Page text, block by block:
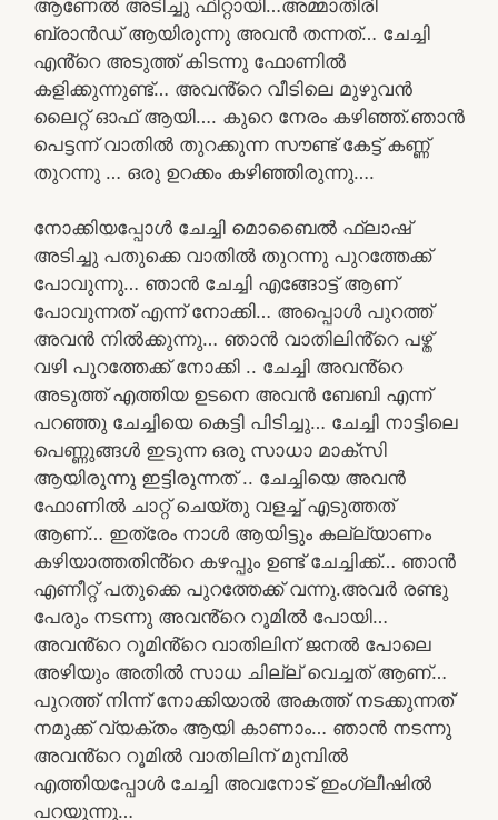
ആണേൽ അടിച്ചു ഫിറ്റായി…അമ്മാതിരി
ബ്രാൻഡ് ആയിരുന്നു അവൻ തന്നത്… ചേച്ചി
എൻ്റെ അടുത്ത് കിടന്നു ഫോണിൽ
കളിക്കുന്നുണ്ട്… അവൻ്റെ വീടിലെ മുഴുവൻ
ലൈറ്റ് ഓഫ് ആയി…. കുറെ നേരം കഴിഞ്ഞ്.ഞാൻ
പെട്ടന്ന് വാതിൽ തുറക്കുന്ന സൗണ്ട് കേട്ട് കണ്ണ്
തുറന്നു … ഒരു ഉറക്കം കഴിഞ്ഞിരുന്നു….
നോക്കിയപ്പോൾ ചേച്ചി മൊബൈൽ ഫ്ലാഷ്
അടിച്ചു പതുക്കെ വാതിൽ തുറന്നു പുറത്തേക്ക്
പോവുന്നു… ഞാൻ ചേച്ചി എങ്ങോട്ട് ആണ്
പോവുന്നത് എന്ന് നോക്കി… അപ്പൊൾ പുറത്ത്
അവൻ നിൽക്കുന്നു… ഞാൻ വാതിലിൻ്റെ പഴ്ത്
വഴി പുറത്തേക്ക് നോക്കി .. ചേച്ചി അവൻ്റെ
അടുത്ത് എത്തിയ ഉടനെ അവൻ ബേബി എന്ന്
പറഞ്ഞു ചേച്ചിയെ കെട്ടി പിടിച്ചു… ചേച്ചി നാട്ടിലെ
പെണ്ണുങ്ങൾ ഇടുന്ന ഒരു സാധാ മാക്സി
ആയിരുന്നു ഇട്ടിരുന്നത് .. ചേച്ചിയെ അവൻ
ഫോണിൽ ചാറ്റ് ചെയ്തു വളച്ച് എടുത്തത്
ആണ്… ഇത്രേം നാൾ ആയിട്ടും കല്ല്യാണം
കഴിയാത്തതിൻ്റെ കഴപ്പും ഉണ്ട് ചേച്ചിക്ക്… ഞാൻ
എണീറ്റ് പതുക്കെ പുറത്തേക്ക് വന്നു.അവർ രണ്ടു
പേരും നടന്നു അവൻ്റെ റൂമിൽ പോയി…
അവൻ്റെ റൂമിൻ്റെ വാതിലിന് ജനൽ പോലെ
അഴിയും അതിൽ സാധ ചില്ല് വെച്ചത് ആണ്…
പുറത്ത് നിന്ന് നോക്കിയാൽ അകത്ത് നടക്കുന്നത്
നമുക്ക് വ്യക്തം ആയി കാണാം… ഞാൻ നടന്നു
അവൻ്റെ റൂമിൽ വാതിലിന് മുമ്പിൽ
എത്തിയപ്പോൾ ചേച്ചി അവനോട് ഇംഗ്ലീഷിൽ
പറയുന്നു…